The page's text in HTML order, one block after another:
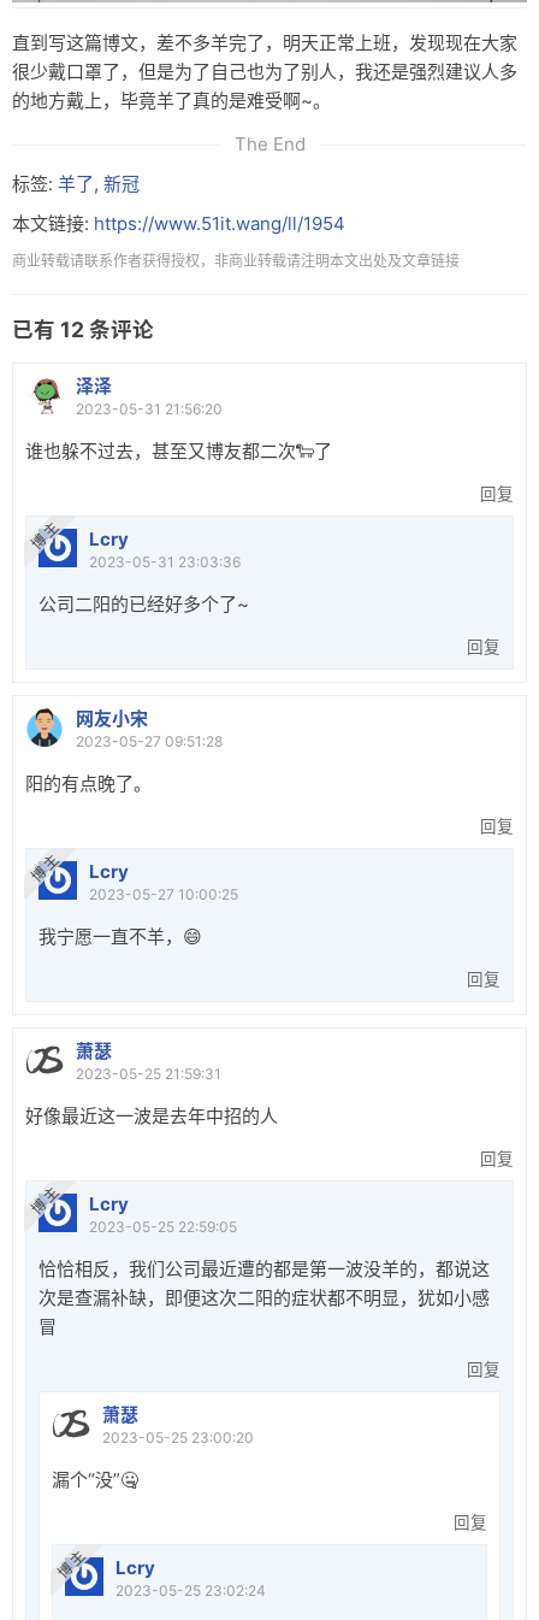
直到写这篇博文，差不多羊完了，明天正常上班，发现现在大家
很少戴口罩了，但是为了自己也为了别人，我还是强烈建议人多
的地方戴上，毕竟羊了真的是难受啊~。
The End
标签: 羊了, 新冠
本文链接: https://www.51it.wang/ll/1954
商业转载请联系作者获得授权，非商业转载请注明本文出处及文章链接
已有 12 条评论
泽泽
2023-05-31 21:56:20
谁也躲不过去，甚至又博友都二次🐑了
回复
Lcry
博 主
2023-05-31 23:03:36
公司二阳的已经好多个了~
回复
网友小宋
2023-05-27 09:51:28
阳的有点晚了。
回复
Lcry
博 主
2023-05-27 10:00:25
我宁愿一直不羊，😄
回复
萧瑟
2023-05-25 21:59:31
好像最近这一波是去年中招的人
回复
Lcry
博 主
2023-05-25 22:59:05
恰恰相反，我们公司最近遭的都是第一波没羊的，都说这
次是查漏补缺，即便这次二阳的症状都不明显，犹如小感
冒
回复
萧瑟
2023-05-25 23:00:20
漏个“没”🤐
回复
Lcry
博 主
2023-05-25 23:02:24